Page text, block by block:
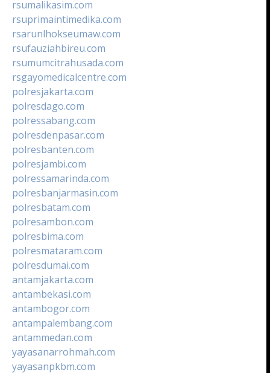
rsumalikasim.com
rsuprimaintimedika.com
rsarunlhokseumaw.com
rsufauziahbireu.com
rsumumcitrahusada.com
rsgayomedicalcentre.com
polresjakarta.com
polresdago.com
polressabang.com
polresdenpasar.com
polresbanten.com
polresjambi.com
polressamarinda.com
polresbanjarmasin.com
polresbatam.com
polresambon.com
polresbima.com
polresmataram.com
polresdumai.com
antamjakarta.com
antambekasi.com
antambogor.com
antampalembang.com
antammedan.com
yayasanarrohmah.com
yayasanpkbm.com